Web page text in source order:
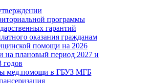
программы
гарантий
оказания гражданам
помощи на 2026
на плановый период 2027 и
годов
мед.помощи в ГБУЗ МГБ